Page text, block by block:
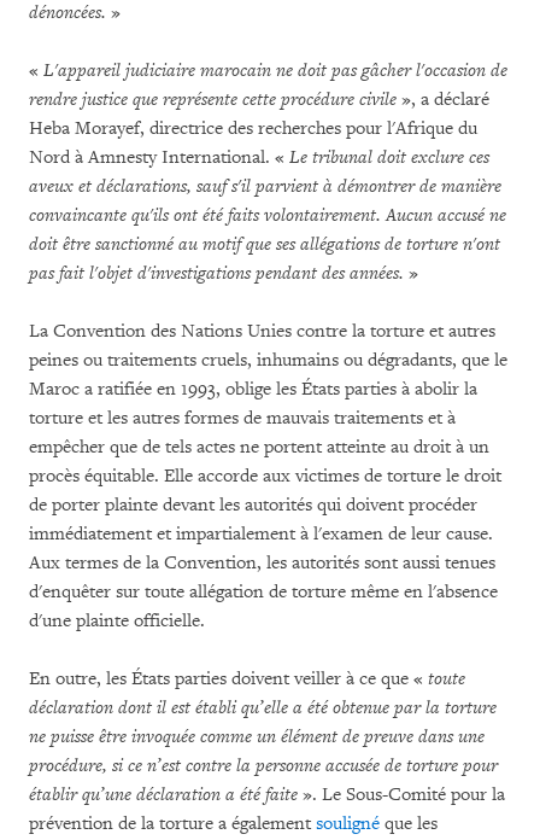
dénoncées. »
« L'appareil judiciaire marocain ne doit pas gâcher l'occasion de
rendre justice que représente cette procédure civile », a déclaré
Heba Morayef, directrice des recherches pour l'Afrique du
Nord à Amnesty International. « Le tribunal doit exclure ces
aveux et déclarations, sauf s'il parvient à démontrer de manière
convaincante qu'ils ont été faits volontairement. Aucun accusé ne
doit être sanctionné au motif que ses allégations de torture n'ont
pas fait l'objet d'investigations pendant des années. »
La Convention des Nations Unies contre la torture et autres
peines ou traitements cruels, inhumains ou dégradants, que le
Maroc a ratifiée en 1993, oblige les États parties à abolir la
torture et les autres formes de mauvais traitements et à
empêcher que de tels actes ne portent atteinte au droit à un
procès équitable. Elle accorde aux victimes de torture le droit
de porter plainte devant les autorités qui doivent procéder
immédiatement et impartialement à l'examen de leur cause.
Aux termes de la Convention, les autorités sont aussi tenues
d'enquêter sur toute allégation de torture même en l'absence
d'une plainte officielle.
En outre, les États parties doivent veiller à ce que « toute
déclaration dont il est établi qu’elle a été obtenue par la torture
ne puisse être invoquée comme un élément de preuve dans une
procédure, si ce n’est contre la personne accusée de torture pour
établir qu’une déclaration a été faite ». Le Sous-Comité pour la
prévention de la torture a également souligné que les